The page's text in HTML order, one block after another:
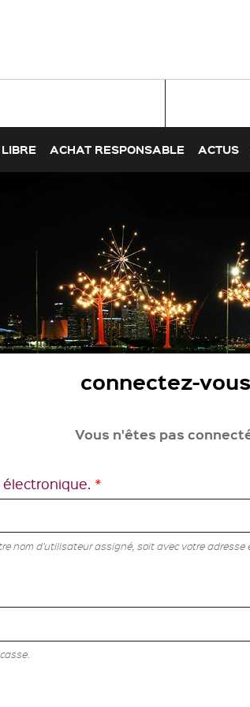
ACHAT RESPONSABLE ACTUS
connectez-vous
Vous n'êtes pas
*
nom d'utilisateur assigné, soit avec votre adresse